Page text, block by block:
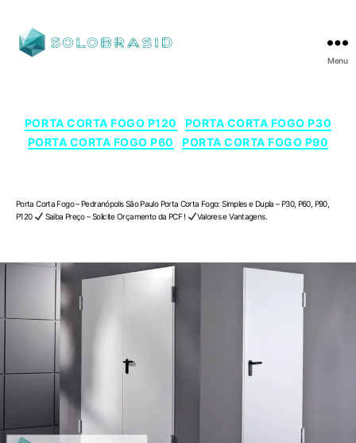
Menu
PORTA CORTA FOGO P120
PORTA CORTA FOGO P30
PORTA CORTA FOGO P60
PORTA CORTA FOGO P90
Porta Corta Fogo – Pedranópolis São Paulo Porta Corta Fogo: Simples e Dupla – P30, P60, P90,
P120
Saiba Preço – Solicite Orçamento da PCF ! Valores e Vantagens.